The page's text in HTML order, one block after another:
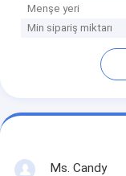
Menşe yeri
Min sipariş miktarı
Ms. Candy